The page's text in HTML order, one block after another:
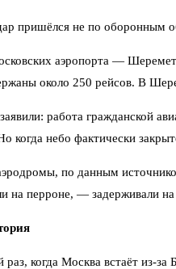
пришёлся не по оборонным
аэропорта —
около 250 рейсов. В
работа гражданской
когда небо фактически
по данным
на перроне, — задерживали
раз, когда Москва встаёт из-